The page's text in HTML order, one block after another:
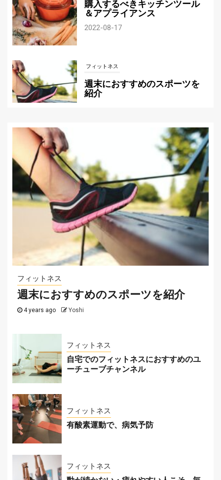
購入するべきキッチンツール
＆アプライアンス
2022-08-17
フィットネス
週末におすすめのスポーツを
紹介
自分にぴったりのサッカーボ
ールの選び方
2022-07-12
サッカーテーマのカジノゲームを紹介！
2025-07-29
フィットネス
週末におすすめのスポーツを紹介
4 years ago Yoshi
フィットネス
自宅でのフィットネスにおすすめのユ
ーチューブチャンネル
フィットネス
有酸素運動で、病気予防
フィットネス